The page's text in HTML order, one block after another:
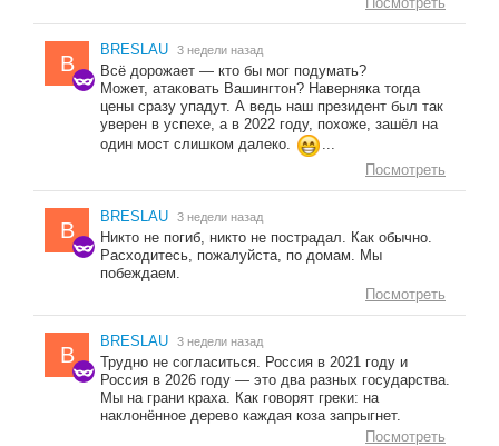
B
BRESLAU 3 недели назад
Всё дорожает — кто бы мог подумать?
Может, атаковать Вашингтон? Наверняка тогда
цены сразу упадут. А ведь наш президент был так
уверен в успехе, а в 2022 году, похоже, зашёл на
один мост слишком далеко.
Посмотреть
B
BRESLAU 3 недели назад
Никто не погиб, никто не пострадал. Как обычно.
Расходитесь, пожалуйста, по домам. Мы
побеждаем.
Посмотреть
B
BRESLAU 3 недели назад
Трудно не согласиться. Россия в 2021 году и
Россия в 2026 году — это два разных государства.
Мы на грани краха. Как говорят греки: на
наклонённое дерево каждая коза запрыгнет.
Посмотреть